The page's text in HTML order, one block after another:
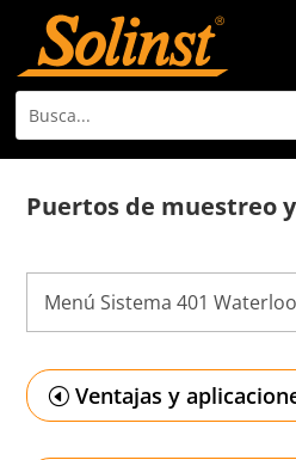
Puertos de muestreo
Ventajas y